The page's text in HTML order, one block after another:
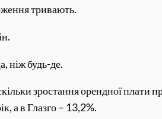
тривають.
ніж будь-де.
зростання орендної плати
а в Глазго – 13,2%.